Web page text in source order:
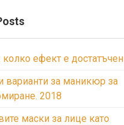
колко ефект е достатъчен
варианти за маникюр за
2018
маски за лице като